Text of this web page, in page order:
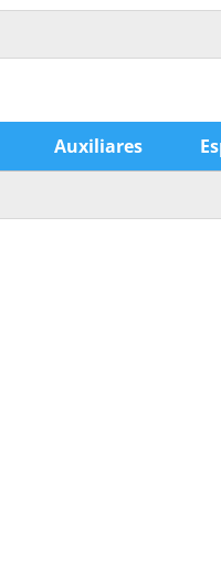
Auxiliares